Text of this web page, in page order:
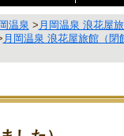
温泉 > 月岡温泉 浪花屋
月岡温泉 浪花屋旅館（